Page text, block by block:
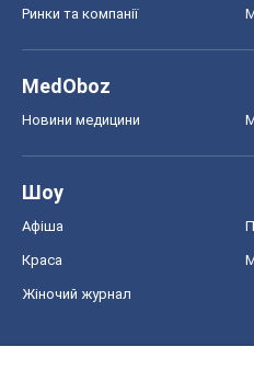
Ринки та компанії
MedOboz
Новини медицини
Шоу
Афіша
Краса
Жіночий журнал